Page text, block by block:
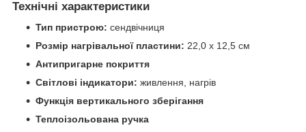
Технічні характеристики
Тип пристрою: сендвічниця
Розмір нагрівальної пластини: 22,0 х 12,5 см
Антипригарне покриття
Світлові індикатори: живлення, нагрів
Функція вертикального зберігання
Теплоізольована ручка